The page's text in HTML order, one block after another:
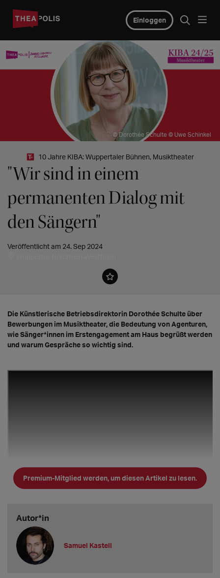
Einloggen
© Dorothée Schulte © Uwe Schinkel
10 Jahre KIBA: Wuppertaler Bühnen, Musiktheater
"Wir sind in einem
permanenten Dialog mit
den Sängern"
Veröffentlicht am 24. Sep 2024
Die Künstlerische Betriebsdirektorin Dorothée Schulte über
Bewerbungen im Musiktheater, die Bedeutung von Agenturen,
wie Sänger*innen im Erstengagement am Haus begrüßt werden
und warum Gespräche so wichtig sind.
Premium-Mitglied werden, um diesen Artikel zu lesen.
Autor*in
Samuel Kastell